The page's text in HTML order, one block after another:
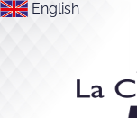
English